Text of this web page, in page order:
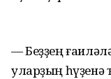
— Беҙҙең
уларҙың